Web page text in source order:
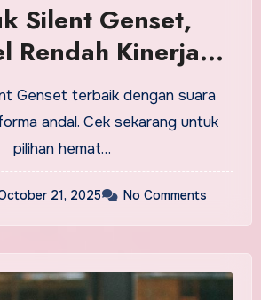
Silent Genset,
Rendah Kinerja
Mumpuni
Genset terbaik dengan suara
andal. Cek sekarang untuk
pilihan hemat…
21, 2025 No Comments